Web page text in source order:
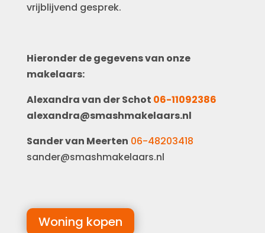
vrijblijvend gesprek.
Hieronder de gegevens van onze
makelaars:
Alexandra van der Schot 06-11092386
alexandra@smashmakelaars.nl
Sander van Meerten 06-48203418
sander@smashmakelaars.nl
Woning kopen